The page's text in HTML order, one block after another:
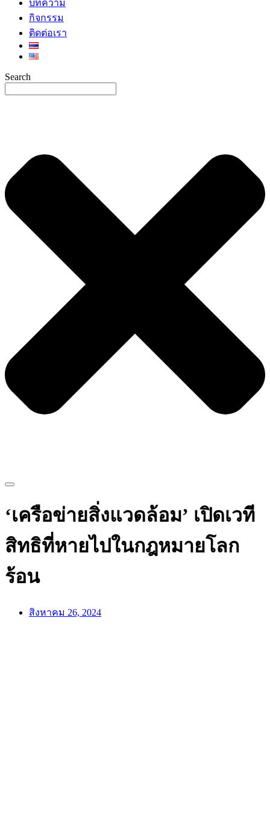
บทความ
กิจกรรม
ติดต่อเรา
Search
‘เครือข่ายสิ่งแวดล้อม’ เปิดเวที
สิทธิที่หายไปในกฎหมายโลก
ร้อน
สิงหาคม 26, 2024